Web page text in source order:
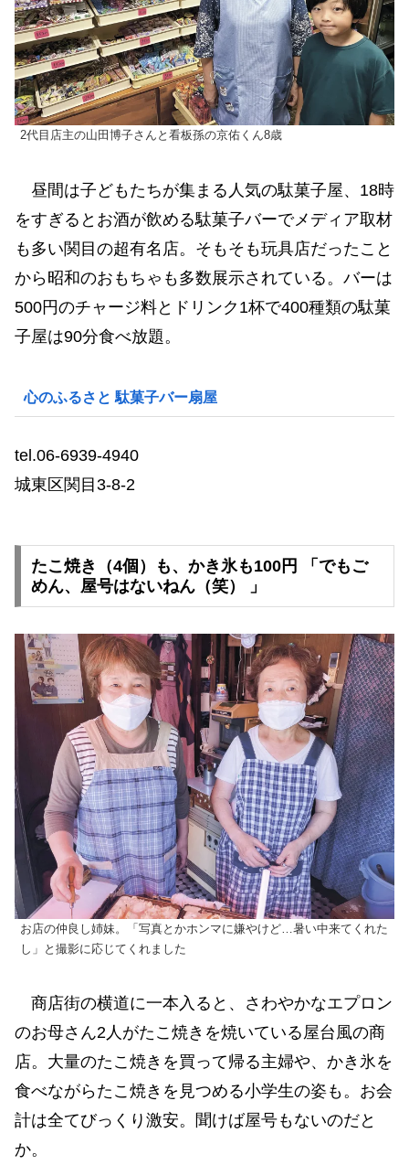
2代目店主の山田博子さんと看板孫の京佑くん8歳
昼間は子どもたちが集まる人気の駄菓子屋、18時
をすぎるとお酒が飲める駄菓子バーでメディア取材
も多い関目の超有名店。そもそも玩具店だったこと
から昭和のおもちゃも多数展示されている。バーは
500円のチャージ料とドリンク1杯で400種類の駄菓
子屋は90分食べ放題。
心のふるさと 駄菓子バー扇屋
tel.06-6939-4940
城東区関目3-8-2
たこ焼き（4個）も、かき氷も100円 「でもご
めん、屋号はないねん（笑） 」
お店の仲良し姉妹。「写真とかホンマに嫌やけど…暑い中来てくれた
し」と撮影に応じてくれました
商店街の横道に一本入ると、さわやかなエプロン
のお母さん2人がたこ焼きを焼いている屋台風の商
店。大量のたこ焼きを買って帰る主婦や、かき氷を
食べながらたこ焼きを見つめる小学生の姿も。お会
計は全てびっくり激安。聞けば屋号もないのだと
か。